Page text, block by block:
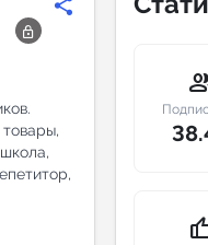
MAX каналов